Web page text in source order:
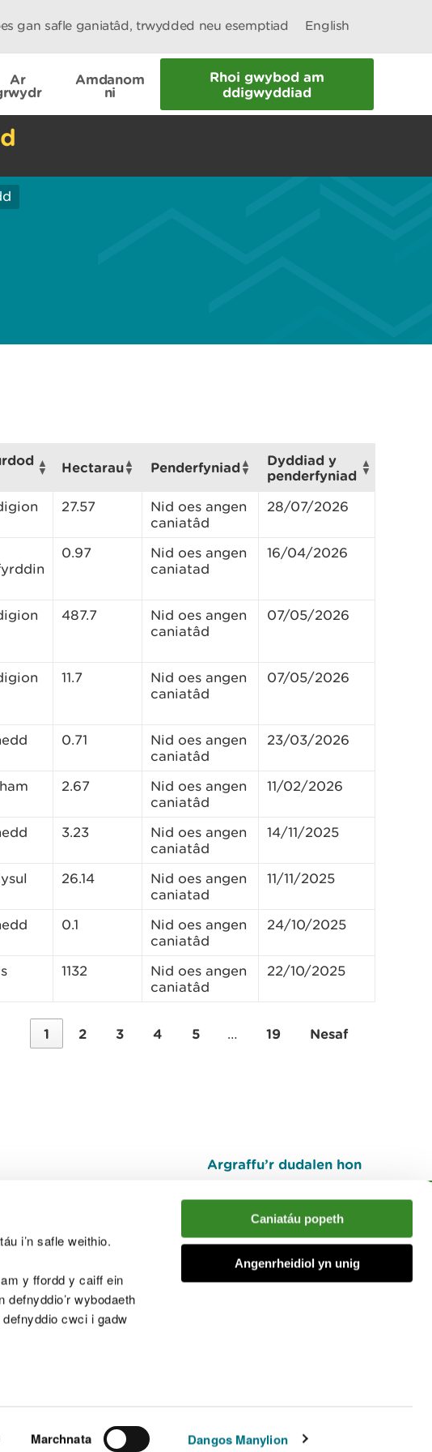
i’n safle weithio.
y ffordd y caiff ein
wybodaeth
cwci i gadw
Marchnata Dangos Manylion
Caniatáu popeth
Angenrheidiol yn unig
gan safle ganiatâd, trwydded neu esemptiad English
Ar
Amdanom
ni
Rhoi gwybod am
ddigwyddiad
Hectarau Penderfyniad
Dyddiad y
penderfyniad
27.57
Nid oes angen
caniatâd
28/07/2026
0.97
Nid oes angen
caniatad
16/04/2026
487.7
Nid oes angen
caniatâd
07/05/2026
11.7
Nid oes angen
caniatâd
07/05/2026
0.71
Nid oes angen
caniatâd
23/03/2026
2.67
Nid oes angen
caniatâd
11/02/2026
3.23
Nid oes angen
caniatâd
14/11/2025
26.14
Nid oes angen
caniatad
11/11/2025
0.1
Nid oes angen
caniatâd
24/10/2025
1132
Nid oes angen
caniatâd
22/10/2025
1 2 3 4 5 … 19 Nesaf
Argraffu’r dudalen hon
I fyny
© Cyfoeth Naturiol Cymru